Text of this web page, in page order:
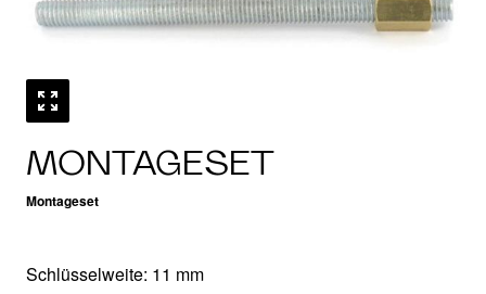
MONTAGESET
Montageset
Schlüsselweite: 11 mm